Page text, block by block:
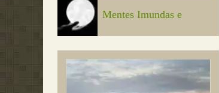
Mentes Imundas e